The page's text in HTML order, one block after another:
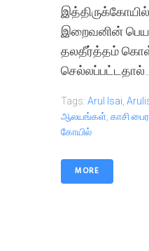
இறைவனின்
தலதீர்த்தம்
செல்லப்பட்டதால்...
Tags: Arul Isai
ஆலயங்கள் காசி
கோயில்
MORE